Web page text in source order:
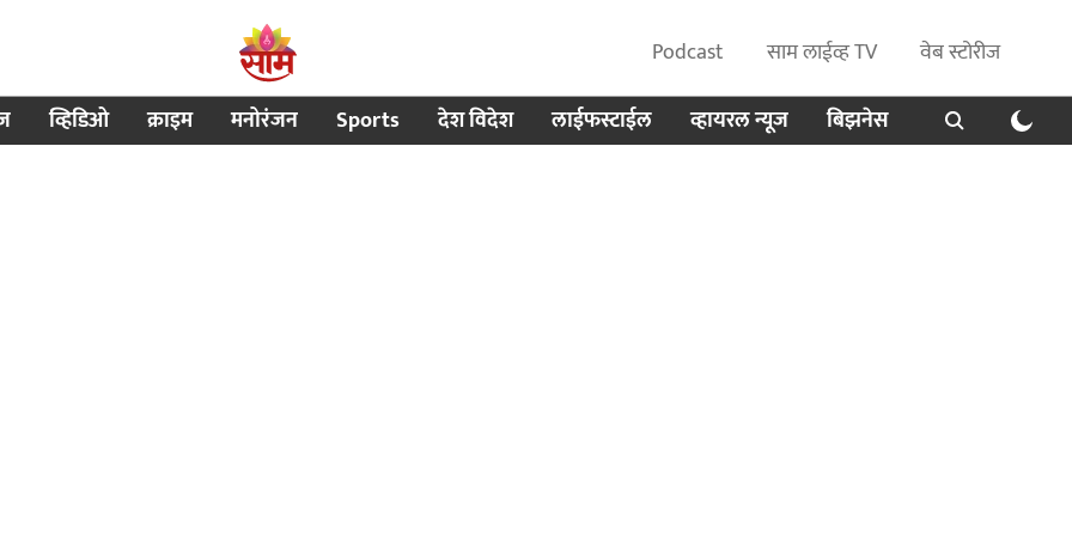
Podcast साम लाईव्ह TV
वेब स्टोरीज
व्हिडिओ क्राइम मनोरंजन Sports देश विदेश लाईफस्टाईल व्हायरल न्यूज बिझनेस